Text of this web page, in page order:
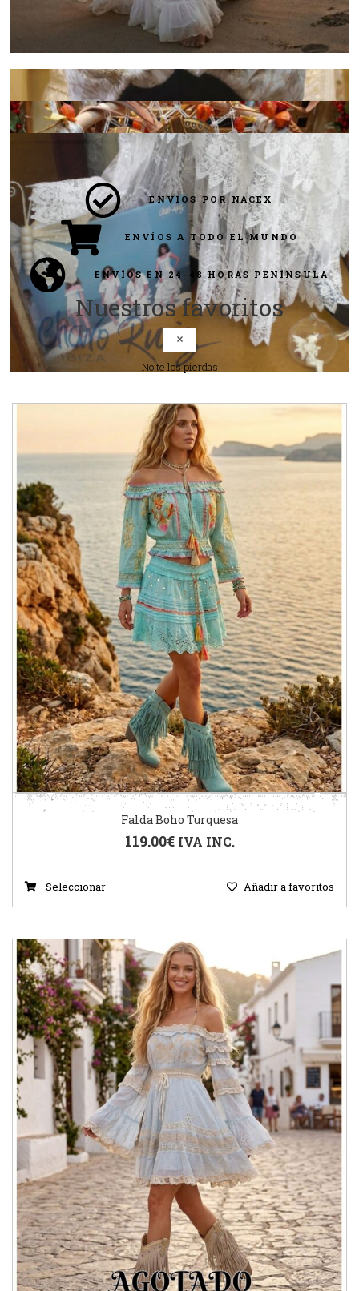
ENVÍOS POR NACEX
ENVÍOS A TODO EL MUNDO
ENVÍOS EN 24-48 HORAS PENÍNSULA
Nuestros favoritos
No te los pierdas
Falda Boho Turquesa
119.00€ IVA INC.
Seleccionar Añadir a favoritos